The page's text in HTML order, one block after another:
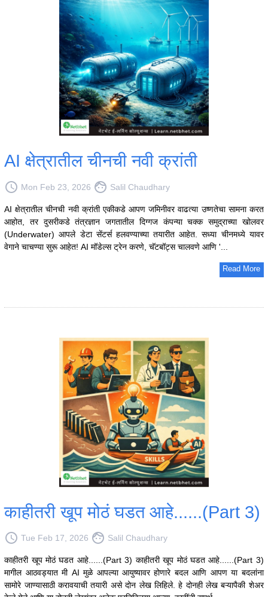
AI क्षेत्रातील चीनची नवी क्रांती
access_time Mon Feb 23, 2026 face Salil Chaudhary
AI क्षेत्रातील चीनची नवी क्रांती एकीकडे आपण जमिनीवर वाढत्या उष्णतेचा सामना करत
आहोत, तर दुसरीकडे तंत्रज्ञान जगतातील दिग्गज कंपन्या चक्क समुद्राच्या खोलवर
(Underwater) आपले डेटा सेंटर्स हलवण्याच्या तयारीत आहेत. सध्या चीनमध्ये यावर
वेगाने चाचण्या सुरू आहेत! AI मॉडेल्स ट्रेन करणे, चॅटबॉट्स चालवणे आणि '...
Read More
काहीतरी खूप मोठं घडत आहे......(Part 3)
access_time Tue Feb 17, 2026 face Salil Chaudhary
काहीतरी खूप मोठं घडत आहे......(Part 3) काहीतरी खूप मोठं घडत आहे......(Part 3)
मागील आठवड्यात मी AI मुळे आपल्या आयुष्यावर होणारे बदल आणि आपण या बदलांना
सामोरे जाण्यासाठी करावयाची तयारी असे दोन लेख लिहिले. हे दोनही लेख बऱ्यापैकी शेअर